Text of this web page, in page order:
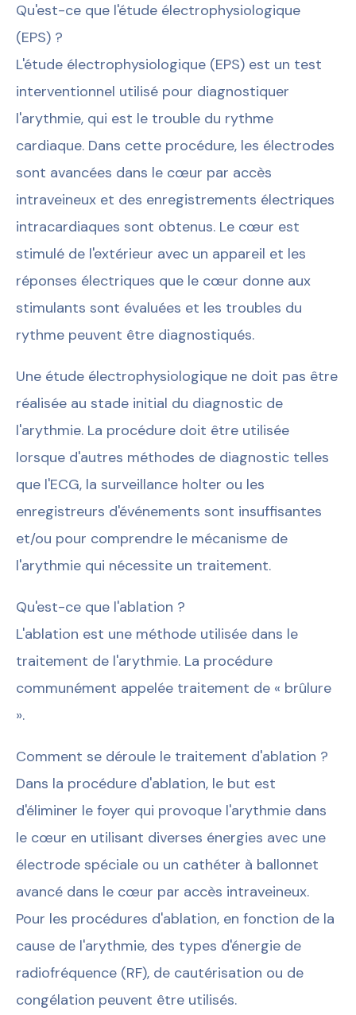
Qu'est-ce que l'étude électrophysiologique
(EPS) ?
L'étude électrophysiologique (EPS) est un test
interventionnel utilisé pour diagnostiquer
l'arythmie, qui est le trouble du rythme
cardiaque. Dans cette procédure, les électrodes
sont avancées dans le cœur par accès
intraveineux et des enregistrements électriques
intracardiaques sont obtenus. Le cœur est
stimulé de l'extérieur avec un appareil et les
réponses électriques que le cœur donne aux
stimulants sont évaluées et les troubles du
rythme peuvent être diagnostiqués.
Une étude électrophysiologique ne doit pas être
réalisée au stade initial du diagnostic de
l'arythmie. La procédure doit être utilisée
lorsque d'autres méthodes de diagnostic telles
que l'ECG, la surveillance holter ou les
enregistreurs d'événements sont insuffisantes
et/ou pour comprendre le mécanisme de
l'arythmie qui nécessite un traitement.
Qu'est-ce que l'ablation ?
L'ablation est une méthode utilisée dans le
traitement de l'arythmie. La procédure
communément appelée traitement de « brûlure
».
Comment se déroule le traitement d'ablation ?
Dans la procédure d'ablation, le but est
d'éliminer le foyer qui provoque l'arythmie dans
le cœur en utilisant diverses énergies avec une
électrode spéciale ou un cathéter à ballonnet
avancé dans le cœur par accès intraveineux.
Pour les procédures d'ablation, en fonction de la
cause de l'arythmie, des types d'énergie de
radiofréquence (RF), de cautérisation ou de
congélation peuvent être utilisés.